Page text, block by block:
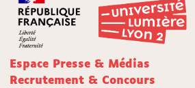
Espace Presse & Médias
Recrutement & Concours